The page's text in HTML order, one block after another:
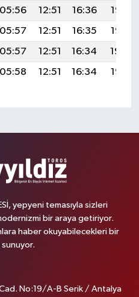
05:56 12:51 16:36
19:37
05:57 12:51 16:35
19:36
05:57 12:51 16:34
19:34
05:58 12:51 16:34 19:33
yepyeni temasıyla sizleri
bir araya getiriyor.
haber okuyabilecekleri bir
sunuyor.
No:19/A-B Serik / Antalya